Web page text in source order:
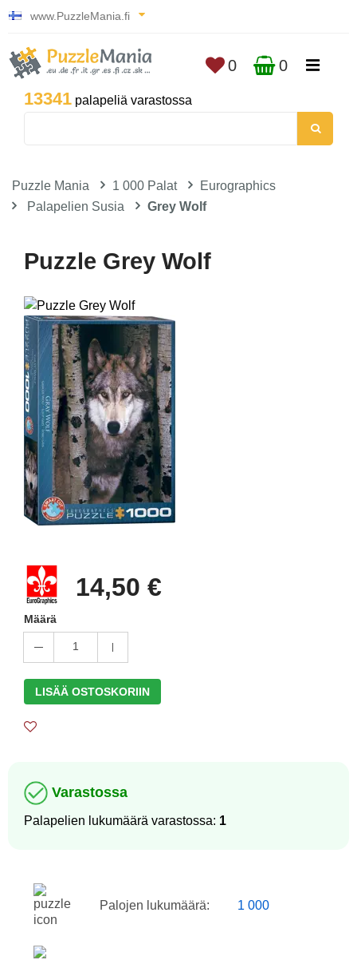
www.PuzzleMania.fi
13341 palapeliä varastossa
0 0
Puzzle Mania 1 000 Palat
Eurographics
Palapelien Susia
Grey Wolf
Puzzle Grey Wolf
14,50 €
Määrä
1
LISÄÄ OSTOSKORIIN
Varastossa
Palapelien lukumäärä varastossa: 1
Palojen lukumäärä: 1 000